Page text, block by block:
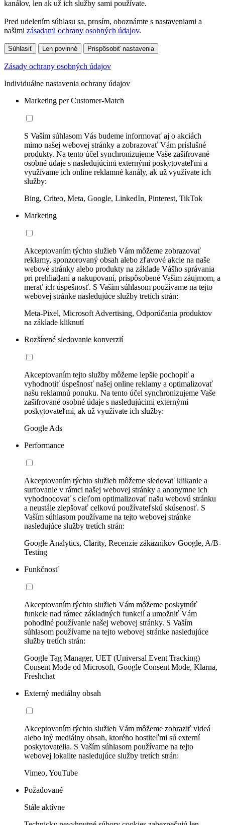
kanálov, len ak už ich služby sami používate.
Pred udelením súhlasu sa, prosím, oboznámte s nastaveniami a
našimi zásadami ochrany osobných údajov.
Súhlasiť Len povinné Prispôsobiť nastavenia
Zásady ochrany osobných údajov
Individuálne nastavenia ochrany údajov
Marketing per Customer-Match
S Vaším súhlasom Vás budeme informovať aj o akciách
mimo našej webovej stránky a zobrazovať Vám príslušné
produkty. Na tento účel synchronizujeme Vaše zašifrované
osobné údaje s nasledujúcimi externými poskytovateľmi a
využívame ich online reklamné kanály, ak už využívate ich
služby:
Bing, Criteo, Meta, Google, LinkedIn, Pinterest, TikTok
Marketing
Akceptovaním týchto služieb Vám môžeme zobrazovať
reklamy, sponzorovaný obsah alebo zľavové akcie na naše
webové stránky alebo produkty na základe Vášho správania
pri prehliadaní a nakupovaní, prispôsobené Vašim záujmom, a
merať ich úspešnosť. S Vaším súhlasom používame na tejto
webovej stránke nasledujúce služby tretích strán:
Meta-Pixel, Microsoft Advertising, Odporúčania produktov
na základe kliknutí
Rozšírené sledovanie konverzií
Akceptovaním tejto služby môžeme lepšie pochopiť a
vyhodnotiť úspešnosť našej online reklamy a optimalizovať
našu reklamnú ponuku. Na tento účel synchronizujeme Vaše
zašifrované osobné údaje s nasledujúcimi externými
poskytovateľmi, ak už využívate ich služby:
Google Ads
Performance
Akceptovaním týchto služieb môžeme sledovať klikanie a
surfovanie v rámci našej webovej stránky a anonymne ich
vyhodnocovať s cieľom optimalizovať našu webovú stránku
a neustále zlepšovať celkovú používateľskú skúsenosť. S
Vaším súhlasom používame na tejto webovej stránke
nasledujúce služby tretích strán:
Google Analytics, Clarity, Recenzie zákazníkov Google, A/B-
Testing
Funkčnosť
Akceptovaním týchto služieb Vám môžeme poskytnúť
funkcie nad rámec základných funkcií a umožniť Vám
pohodlné používanie našej webovej stránky. S Vaším
súhlasom používame na tejto webovej stránke nasledujúce
služby tretích strán:
Google Tag Manager, UET (Universal Event Tracking)
Consent Mode od Microsoft, Google Consent Mode, Klarna,
Freshchat
Externý mediálny obsah
Akceptovaním týchto služieb Vám môžeme zobraziť videá
alebo iný mediálny obsah, ktorého hostiteľmi sú externí
poskytovatelia. S Vaším súhlasom používame na tejto
webovej lokalite nasledujúce služby tretích strán:
Vimeo, YouTube
Požadované
Stále aktívne